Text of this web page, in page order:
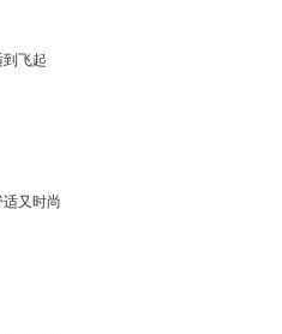
到飞起
适又时尚